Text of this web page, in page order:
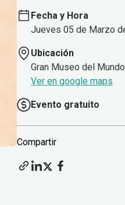
Fecha y Hora
Jueves 05 de Marzo
Ubicación
Gran Museo del
Ver en google maps
Evento gratuito
Compartir